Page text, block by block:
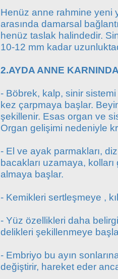
Henüz anne rahmine yeni
arasında damarsal
henüz taslak halindedir.
10-12 mm kadar
2.AYDA ANNE
- Böbrek, kalp, sinir
kez çarpmaya başlar.
şekillenir. Esas organ ve
Organ gelişimi nedeniyle
- El ve ayak parmakları,
bacakları uzamaya,
almaya başlar.
- Kemikleri sertleşmeye ,
- Yüz özellikleri daha
delikleri şekillenmeye
- Embriyo bu ayın
değiştirir, hareket eder